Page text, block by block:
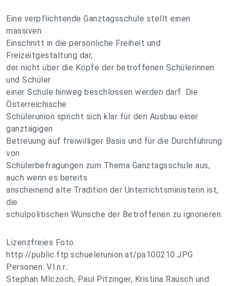
Eine verpflichtende Ganztagsschule stellt einen
massiven
Einschnitt in die persönliche Freiheit und
Freizeitgestaltung dar,
der nicht über die Köpfe der betroffenen Schülerinnen
und Schüler
einer Schule hinweg beschlossen werden darf. Die
Österreichische
Schülerunion spricht sich klar für den Ausbau einer
ganztägigen
Betreuung auf freiwilliger Basis und für die Durchführung
von
Schülerbefragungen zum Thema Ganztagsschule aus,
auch wenn es bereits
anscheinend alte Tradition der Unterrichtsministerin ist,
die
schulpolitischen Wünsche der Betroffenen zu ignorieren.
Lizenzfreies Foto:
http://public.ftp.schuelerunion.at/pa100210.JPG
Personen: V.l.n.r.:
Stephan Mlczoch, Paul Pitzinger, Kristina Rausch und